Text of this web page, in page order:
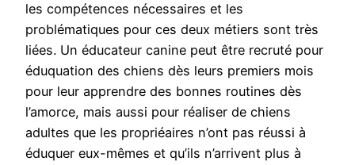
les compétences nécessaires et les
problématiques pour ces deux métiers sont très
liées. Un éducateur canine peut être recruté pour
éduquation des chiens dès leurs premiers mois
pour leur apprendre des bonnes routines dès
l’amorce, mais aussi pour réaliser de chiens
adultes que les propriéaires n’ont pas réussi à
éduquer eux-mêmes et qu’ils n’arrivent plus à